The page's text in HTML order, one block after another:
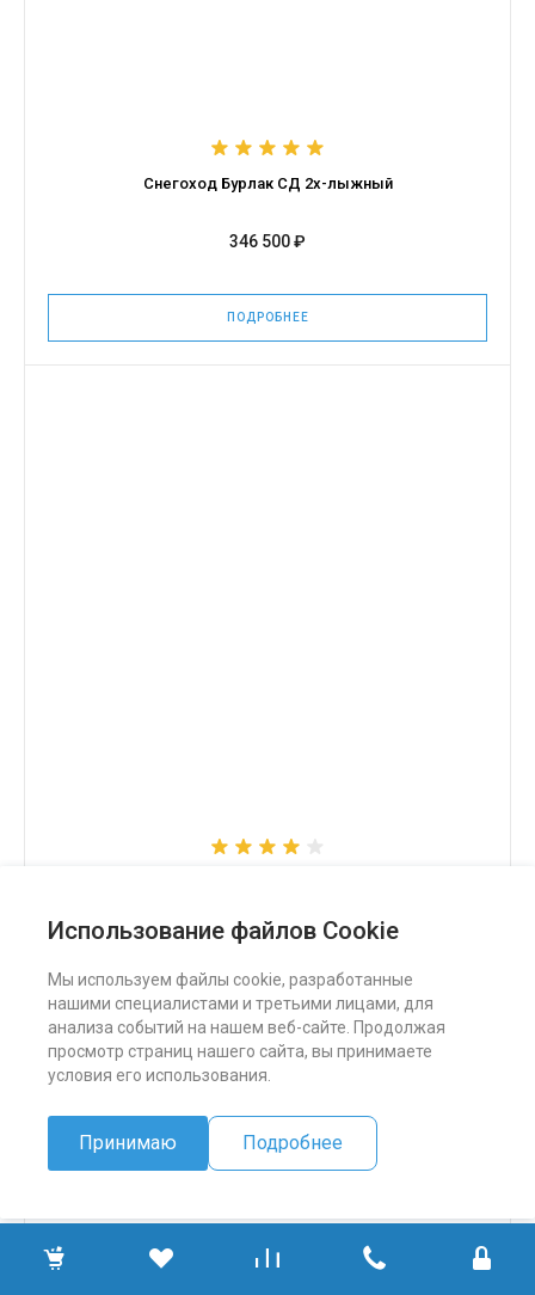
Использование файлов Cookie
Мы используем файлы cookie, разработанные
нашими специалистами и третьими лицами, для
анализа событий на нашем веб-сайте. Продолжая
просмотр страниц нашего сайта, вы принимаете
условия его использования.
Принимаю Подробнее
Снегоход Бурлак СД 2х-лыжный
346 500 ₽
ПОДРОБНЕЕ
324 500 ₽
ПОДРОБНЕЕ